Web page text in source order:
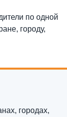
по одной
городу,
городах,